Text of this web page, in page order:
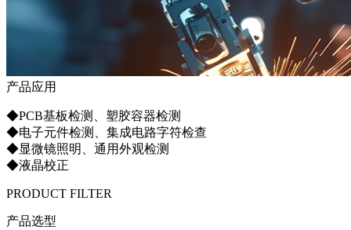
产品应用
◆PCB基板检测、塑胶容器检测
◆电子元件检测、集成电路字符检查
◆显微镜照明、通用外观检测
◆液晶校正
PRODUCT FILTER
产品选型